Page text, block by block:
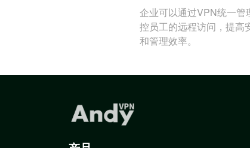
企业可以通过VPN统一管
控员工的远程访问，提高
和管理效率。